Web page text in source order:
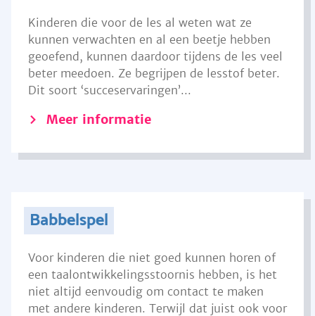
Kinderen die voor de les al weten wat ze
kunnen verwachten en al een beetje hebben
geoefend, kunnen daardoor tijdens de les veel
beter meedoen. Ze begrijpen de lesstof beter.
Dit soort ‘succeservaringen’...
Meer informatie
Babbelspel
Voor kinderen die niet goed kunnen horen of
een taalontwikkelingsstoornis hebben, is het
niet altijd eenvoudig om contact te maken
met andere kinderen. Terwijl dat juist ook voor